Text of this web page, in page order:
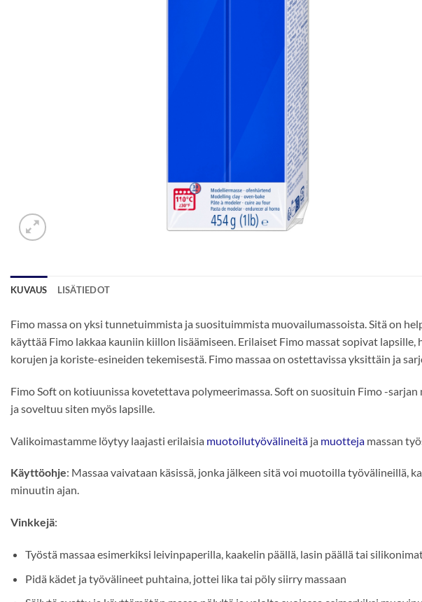
KUVAUS LISÄTIEDOT
Fimo massa on yksi tunnetuimmista ja suosituimmista muovailumassoista. Sitä on
käyttää Fimo lakkaa kauniin kiillon lisäämiseen. Erilaiset Fimo massat sopivat
korujen ja koriste-esineiden tekemisestä. Fimo massaa on ostettavissa yksittäin ja
Fimo Soft on kotiuunissa kovetettava polymeerimassa. Soft on suosituin Fimo -
ja soveltuu siten myös lapsille.
Valikoimastamme löytyy laajasti erilaisia muotoilutyövälineitä ja muotteja massan
Käyttöohje: Massaa vaivataan käsissä, jonka jälkeen sitä voi muotoilla työvälineillä,
minuutin ajan.
Vinkkejä:
Työstä massaa esimerkiksi leivinpaperilla, kaakelin päällä, lasin päällä tai
Pidä kädet ja työvälineet puhtaina, jottei lika tai pöly siirry massaan